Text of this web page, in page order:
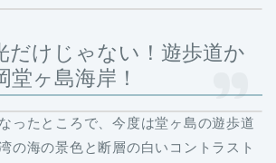
だけじゃない！遊歩道か
堂ヶ島海岸！
ったところで、今度は堂ヶ島の遊歩道
の海の景色と断層の白いコントラスト